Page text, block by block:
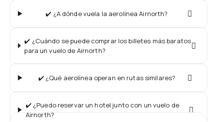
✔️ ¿A dónde vuela la aerolínea Airnorth?
✔️ ¿Cuándo se puede comprar los billetes más baratos
para un vuelo de Airnorth?
✔️ ¿Qué aerolínea operan en rutas similares?
✔️ ¿Puedo reservar un hotel junto con un vuelo de
Airnorth?